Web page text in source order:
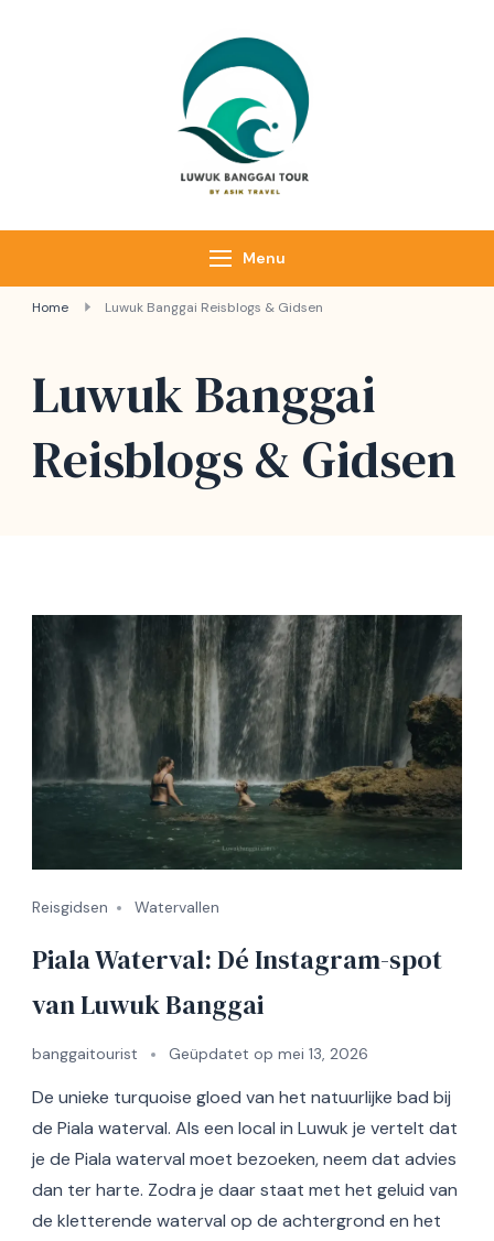
Menu
Home Luwuk Banggai Reisblogs & Gidsen
Luwuk Banggai
Reisblogs & Gidsen
Reisgidsen Watervallen
Piala Waterval: Dé Instagram-spot
van Luwuk Banggai
banggaitourist Geüpdatet op mei 13, 2026
De unieke turquoise gloed van het natuurlijke bad bij
de Piala waterval. Als een local in Luwuk je vertelt dat
je de Piala waterval moet bezoeken, neem dat advies
dan ter harte. Zodra je daar staat met het geluid van
de kletterende waterval op de achtergrond en het